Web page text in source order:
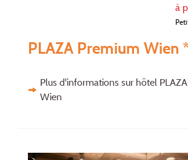
à
PLAZA Premium Wien
Plus d'informations sur hôtel
Wien